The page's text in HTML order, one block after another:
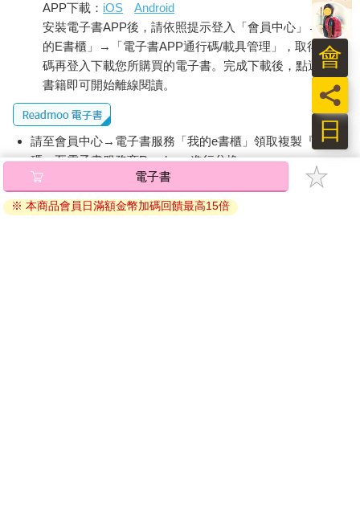
APP下載： iOS
Android
安裝電子書APP後，請依照提示登入「會員中心」→「我
的E書櫃」→「電子書APP通行碼/載具管理」，取得通行
碼再登入下載您所購買的電子書。完成下載後，點選任一
書籍即可開始離線閱讀。
請至會員中心→電子書服務「我的e書櫃」領取複製『兌換
碼』至電子書服務商Readmoo進行兌換。
退換貨須知：
因版權保護，您在金石堂所購買的電子書僅能以金石堂專屬
電子書
※ 本商品會員日滿額金幣加碼回饋最高15倍
日
員